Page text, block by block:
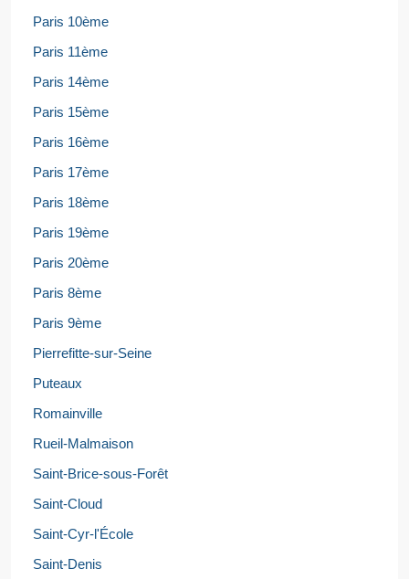
Paris 10ème
Paris 11ème
Paris 14ème
Paris 15ème
Paris 16ème
Paris 17ème
Paris 18ème
Paris 19ème
Paris 20ème
Paris 8ème
Paris 9ème
Pierrefitte-sur-Seine
Puteaux
Romainville
Rueil-Malmaison
Saint-Brice-sous-Forêt
Saint-Cloud
Saint-Cyr-l'École
Saint-Denis